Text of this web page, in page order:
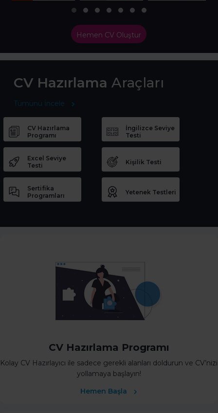
Hemen CV Oluştur
CV Hazırlama Araçları
Tümünü İncele
CV Hazırlama
Programı
İngilizce Seviye
Testi
Excel Seviye
Testi
Kişilik Testi
Sertifika
Programları
Yetenek Testleri
CV Hazırlama Programı
Kolay CV Hazırlayıcı ile sadece gerekli alanları doldurun ve CV’nizi
yollamaya başlayın!
Hemen Başla